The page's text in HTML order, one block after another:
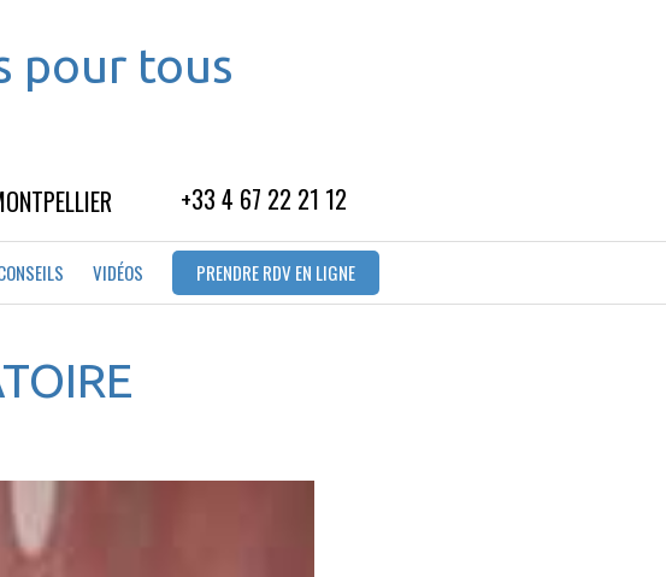
pour tous
+33 4 67 22 21 12
VIDÉOS PRENDRE RDV EN LIGNE